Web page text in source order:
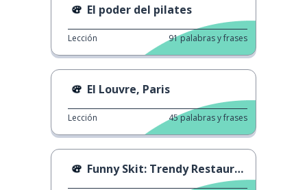
El poder del pilates
Lección 91palabras y frases
El Louvre, Paris
Lección 45palabras y frases
Funny Skit: Trendy Restaurants